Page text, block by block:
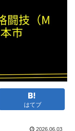
はてブ
2026.06.03